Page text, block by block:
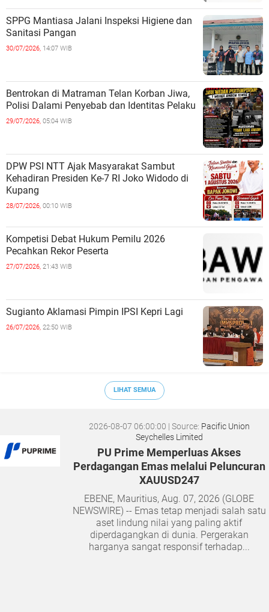
SPPG Mantiasa Jalani Inspeksi Higiene dan
Sanitasi Pangan
30/07/2026, 14:07 WIB
Bentrokan di Matraman Telan Korban Jiwa,
Polisi Dalami Penyebab dan Identitas Pelaku
29/07/2026, 05:04 WIB
DPW PSI NTT Ajak Masyarakat Sambut
Kehadiran Presiden Ke-7 RI Joko Widodo di
Kupang
28/07/2026, 00:10 WIB
Kompetisi Debat Hukum Pemilu 2026
Pecahkan Rekor Peserta
27/07/2026, 21:43 WIB
Sugianto Aklamasi Pimpin IPSI Kepri Lagi
26/07/2026, 22:50 WIB
LIHAT SEMUA
2026-08-07 06:00:00 | Source: Pacific Union
Seychelles Limited
PU Prime Memperluas Akses
Perdagangan Emas melalui Peluncuran
XAUUSD247
EBENE, Mauritius, Aug. 07, 2026 (GLOBE
NEWSWIRE) -- Emas tetap menjadi salah satu
aset lindung nilai yang paling aktif
diperdagangkan di dunia. Pergerakan
harganya sangat responsif terhadap...